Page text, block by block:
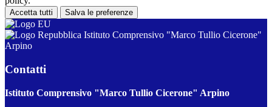
Accetta tutti Salva le preferenze
Istituto Comprensivo "Marco Tullio Cicerone"
Arpino
Contatti
Istituto Comprensivo "Marco Tullio Cicerone" Arpino